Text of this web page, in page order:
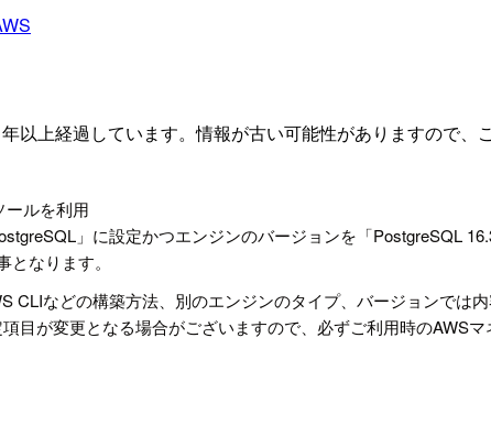
以上経過しています。情報が古い可能性がありますので、
ールを利用
」に設定かつエンジンのバージョンを「PostgreSQL
なります。
CLIなどの構築方法、別のエンジンのタイプ、バージョンでは
目が変更となる場合がございますので、必ずご利用時のAWS